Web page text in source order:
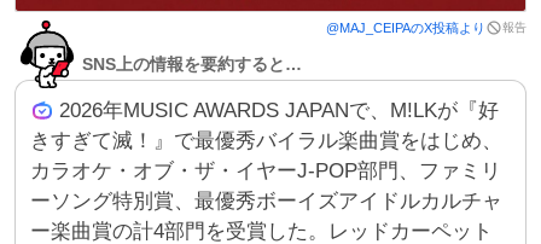
@MAJ_CEIPAのX投稿より 報告
SNS上の情報を要約すると…
2026年MUSIC AWARDS JAPANで、M!LKが『好
きすぎて滅！』で最優秀バイラル楽曲賞をはじめ、
カラオケ・オブ・ザ・イヤーJ‑POP部門、ファミリ
ーソング特別賞、最優秀ボーイズアイドルカルチャ
ー楽曲賞の計4部門を受賞した。レッドカーペット